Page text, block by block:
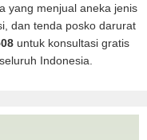
yang menjual aneka jenis
dan tenda posko darurat
untuk konsultasi gratis
Indonesia.